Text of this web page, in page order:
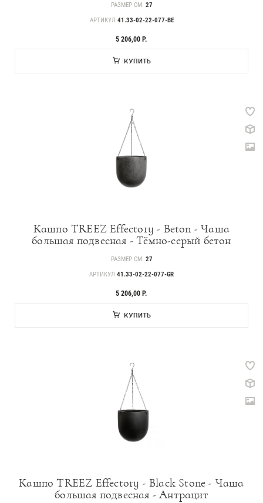
РАЗМЕР СМ. 27
АРТИКУЛ 41.33-02-22-077-BE
5 206,00 Р.
КУПИТЬ
Кашпо TREEZ Effectory - Beton - Чаша
большая подвесная - Тёмно-серый бетон
РАЗМЕР СМ. 27
АРТИКУЛ 41.33-02-22-077-GR
5 206,00 Р.
КУПИТЬ
Кашпо TREEZ Effectory - Black Stone - Чаша
большая подвесная - Антрацит